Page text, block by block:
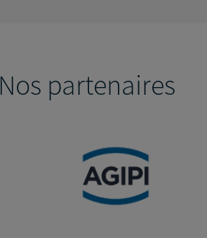
Nos partenaires